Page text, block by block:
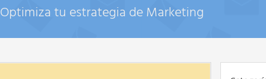
Optimiza tu estrategia de Marketing